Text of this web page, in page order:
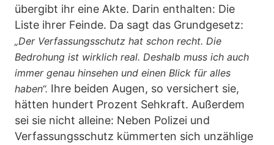
übergibt ihr eine Akte. Darin enthalten: Die
Liste ihrer Feinde. Da sagt das Grundgesetz:
„Der Verfassungsschutz hat schon recht. Die
Bedrohung ist wirklich real. Deshalb muss ich auch
immer genau hinsehen und einen Blick für alles
haben“. Ihre beiden Augen, so versichert sie,
hätten hundert Prozent Sehkraft. Außerdem
sei sie nicht alleine: Neben Polizei und
Verfassungsschutz kümmerten sich unzählige